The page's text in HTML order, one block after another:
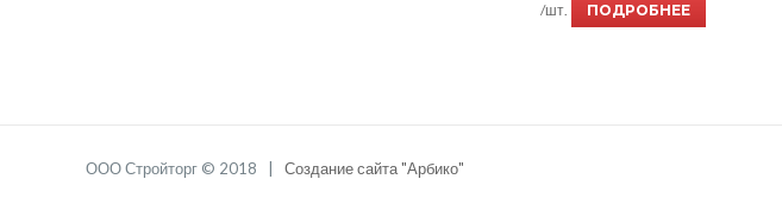
/шт. ПОДРОБНЕЕ
ООО Стройторг © 2018 | Создание сайта "Арбико"